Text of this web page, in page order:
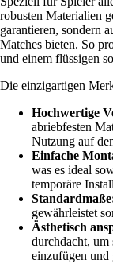
robusten Materialien
garantieren, sondern
Matches bieten. So
und einem flüssigen
Die einzigartigen
Hochwertige
abriebfesten
Nutzung auf
Einfache
was es ideal
temporäre
gewährleistet
Ästhetisch
durchdacht, um
einzufügen und